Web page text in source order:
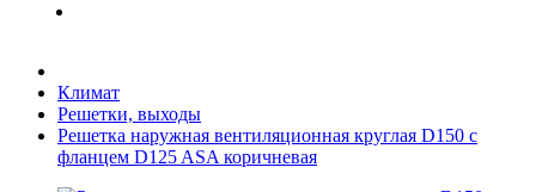
Хозяйственные товары
Климат
Решетки, выходы
Решетка наружная вентиляционная круглая D150 с
фланцем D125 ASA коричневая